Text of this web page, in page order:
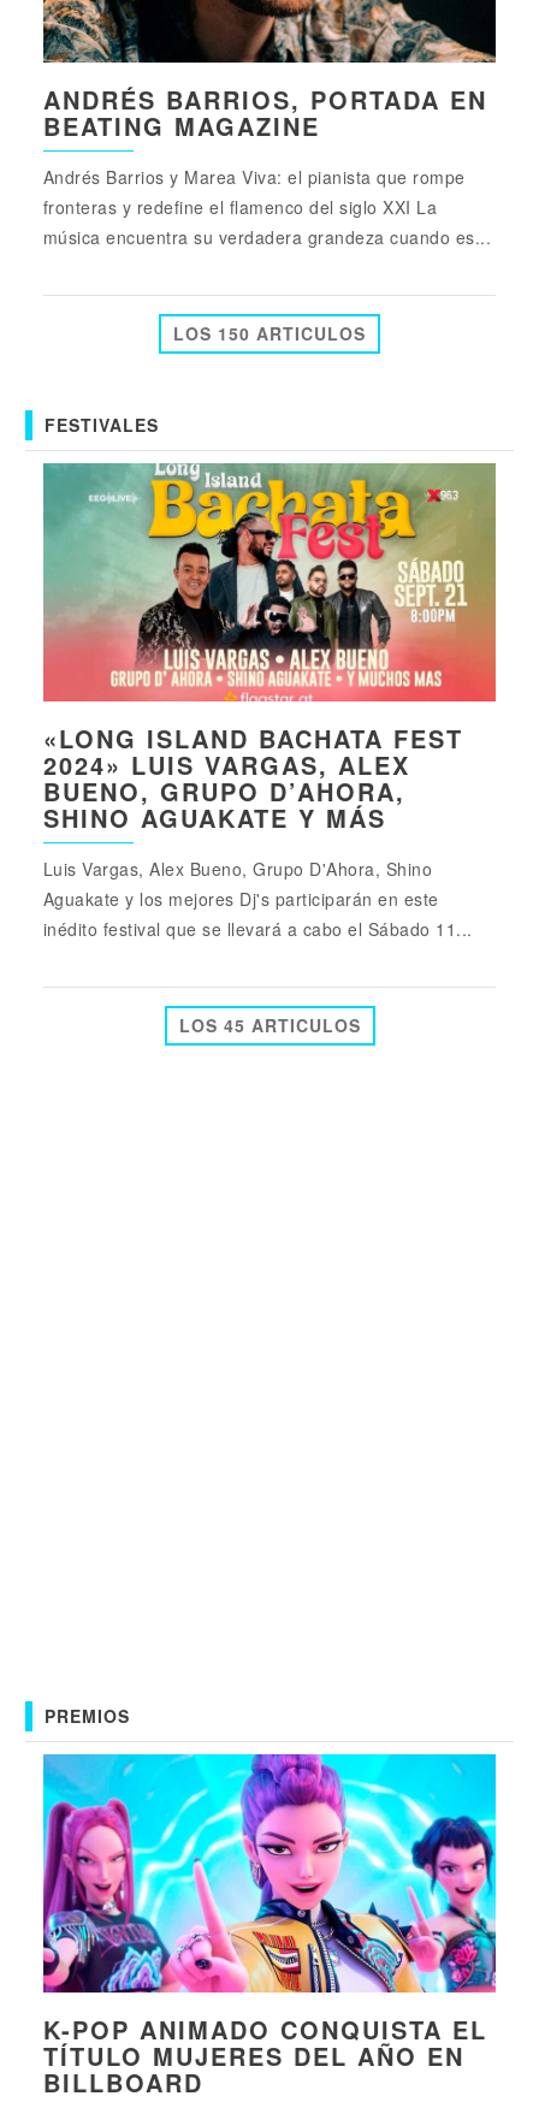
ANDRÉS BARRIOS, PORTADA EN
BEATING MAGAZINE
Andrés Barrios y Marea Viva: el pianista que rompe
fronteras y redefine el flamenco del siglo XXI La
música encuentra su verdadera grandeza cuando es...
LOS 150 ARTICULOS
FESTIVALES
«LONG ISLAND BACHATA FEST
2024» LUIS VARGAS, ALEX
BUENO, GRUPO D’AHORA,
SHINO AGUAKATE Y MÁS
Luis Vargas, Alex Bueno, Grupo D'Ahora, Shino
Aguakate y los mejores Dj's participarán en este
inédito festival que se llevará a cabo el Sábado 11...
LOS 45 ARTICULOS
PREMIOS
K-POP ANIMADO CONQUISTA EL
TÍTULO MUJERES DEL AÑO EN
BILLBOARD